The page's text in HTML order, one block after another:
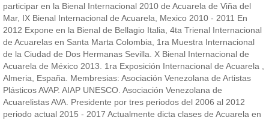
participar en la Bienal Internacional 2010 de Acuarela de Viña del
Mar, IX Bienal Internacional de Acuarela, Mexico 2010 - 2011 En
2012 Expone en la Bienal de Bellagio Italia, 4ta Trienal Internacional
de Acuarelas en Santa Marta Colombia, 1ra Muestra Internacional
de la Ciudad de Dos Hermanas Sevilla. X Bienal Internacional de
Acuarela de México 2013. 1ra Exposición Internacional de Acuarela ,
Almeria, España. Membresias: Asociación Venezolana de Artistas
Plásticos AVAP. AIAP UNESCO. Asociación Venezolana de
Acuarelistas AVA. Presidente por tres periodos del 2006 al 2012
periodo actual 2015 - 2017 Actualmente dicta clases de Acuarela en